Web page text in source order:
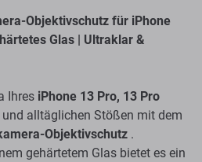
Objektivschutz für iPhone
Glas | Ultraklar &
Ihres iPhone 13 Pro, 13 Pro
alltäglichen Stößen mit dem
Objektivschutz .
gehärtetem Glas bietet es ein